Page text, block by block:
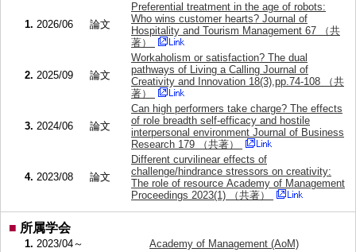
1. 2026/06 論文
Preferential treatment in the age of robots:
Who wins customer hearts? Journal of
Hospitality and Tourism Management 67 （共
著）
2. 2025/09 論文
Workaholism or satisfaction? The dual
pathways of Living a Calling Journal of
Creativity and Innovation 18(3),pp.74-108 （共
著）
3. 2024/06 論文
Can high performers take charge? The effects
of role breadth self-efficacy and hostile
interpersonal environment Journal of Business
Research 179 （共著）
4. 2023/08 論文
Different curvilinear effects of
challenge/hindrance stressors on creativity:
The role of resource Academy of Management
Proceedings 2023(1) （共著）
■ 所属学会
1. 2023/04～
Academy of Management (AoM)